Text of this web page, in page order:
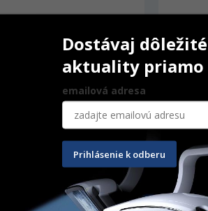
Woodpecker Tip G6 (EMS C)
31,40€
Dostávaj
aktuality priamo
emailová adresa
Prihlásenie k odberu